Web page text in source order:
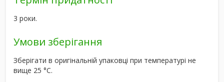
3 роки.
Умови зберігання
Зберігати в оригінальній упаковці при температурі не
вище 25 °С.